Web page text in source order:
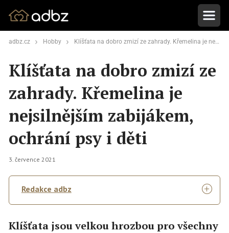
adbz.cz Hobby Klíšťata na dobro zmizí ze zahrady. Křemelina je nejsilnějším zabijákem, ochrání psy i děti
Klíšťata na dobro zmizí ze
zahrady. Křemelina je
nejsilnějším zabijákem,
ochrání psy i děti
3. července 2021
Redakce adbz
Klíšťata jsou velkou hrozbou pro všechny